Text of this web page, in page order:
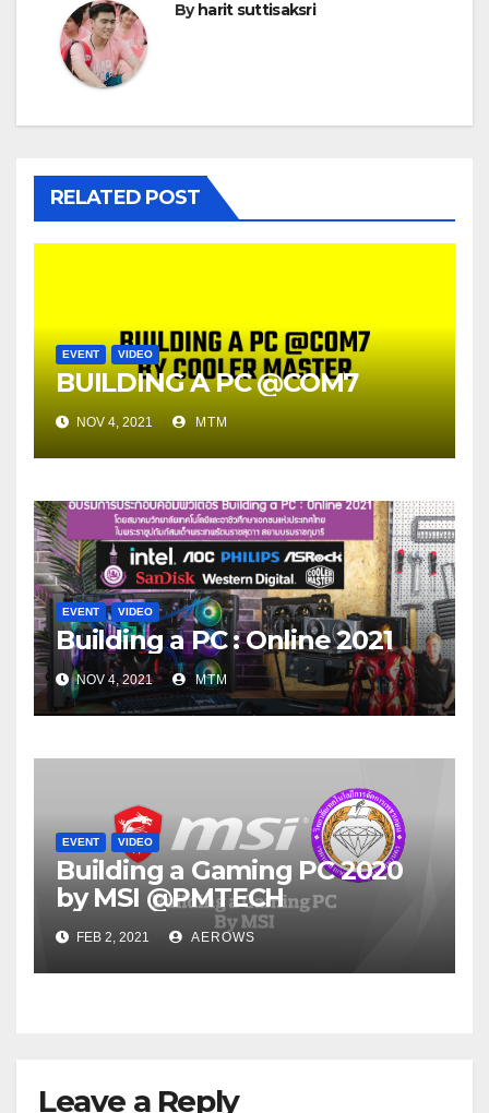
Byharit suttisaksri
RELATED POST
EVENT VIDEO
BUILDING A PC @COM7
NOV 4, 2021 MTM
EVENT VIDEO
Building a PC : Online 2021
NOV 4, 2021 MTM
EVENT VIDEO
Building a Gaming PC 2020
by MSI @PMTECH
FEB 2, 2021 AEROWS
Leave a Reply